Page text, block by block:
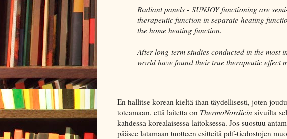
Radiant panels - SUNJOY functioning are
therapeutic function in separate heating
the home heating function.
After long-term studies conducted in the most
world have found their true therapeutic effect
En hallitse korean kieltä ihan täydellisesti, joten
toteamaan, että laitetta on ThermoNordicin sivuilta
kahdessa korealaisessa laitoksessa. Jos suostuu
pääsee latamaan tuotteen esitteitä pdf-tiedostojen